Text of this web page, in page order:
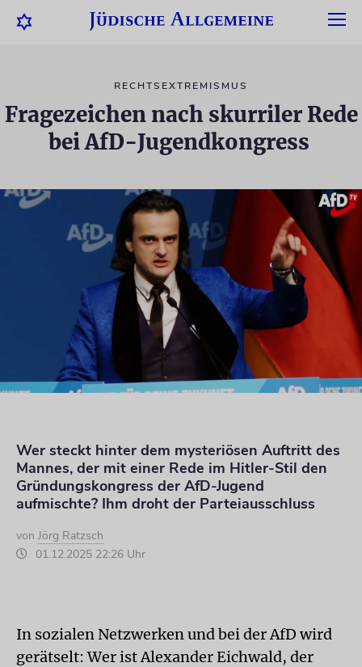
RECHTSEXTREMISMUS
Fragezeichen nach skurriler Rede
bei AfD-Jugendkongress
Wer steckt hinter dem mysteriösen Auftritt des
Mannes, der mit einer Rede im Hitler-Stil den
Gründungskongress der AfD-Jugend
aufmischte? Ihm droht der Parteiausschluss
von Jörg Ratzsch
01.12.2025 22:26 Uhr
In sozialen Netzwerken und bei der AfD wird
gerätselt: Wer ist Alexander Eichwald, der